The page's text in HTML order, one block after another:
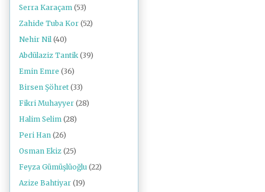
Serra Karaçam (53)
Zahide Tuba Kor (52)
Nehir Nil (40)
Abdülaziz Tantik (39)
Emin Emre (36)
Birsen Şöhret (33)
Fikri Muhayyer (28)
Halim Selim (28)
Peri Han (26)
Osman Ekiz (25)
Feyza Gümüşlüoğlu (22)
Azize Bahtiyar (19)